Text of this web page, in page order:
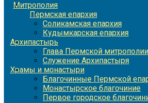
Митрополия
Пермская епархия
Соликамская епархия
Кудымкарская епархия
Архипастырь
Глава Пермской
Служение Архипастыря
Храмы и монастыри
Благочинные Пермской
Монастырское благочиние
Первое городское